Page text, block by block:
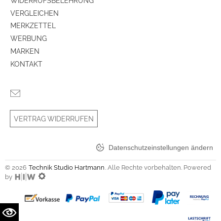
WLAN-Schnittstelle
Bluetooth-Schnittstelle
Sprachsteuerung ja
Ethernet-LAN
WLAN-Schnittstelle ja
Bluetooth-Schnittstelle
VERGLEICHEN
MERKZETTEL
WERBUNG
MARKEN
KONTAKT
VERTRAG WIDERRUFEN
Datenschutzeinstellungen ändern
© 2026 Technik Studio Hartmann . Alle Rechte vorbehalten. Powered
by